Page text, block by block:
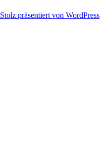
Stolz präsentiert von WordPress